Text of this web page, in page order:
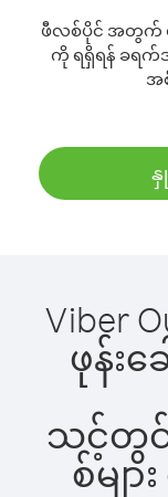
ဖီလစ်ပိုင် အတွက် တ
ကို ရရှိရန် ခရက်
အ
နှု
Viber
ဖုန်း
သင့်တွင်
စ်မျ